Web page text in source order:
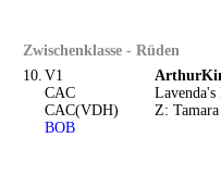
Zwischenklasse - Rüden
10. V1
CAC
CAC(VDH)
BOB
Z: